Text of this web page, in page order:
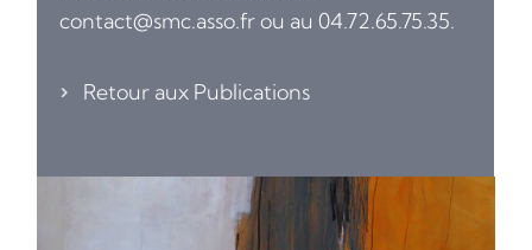
contact@smc.asso.fr ou au 04.72.65.75.35.
Retour aux Publications